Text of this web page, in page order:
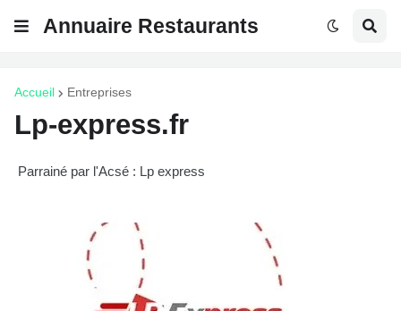
Annuaire Restaurants
Accueil Entreprises
Lp-express.fr
Parrainé par l'Acsé : Lp express